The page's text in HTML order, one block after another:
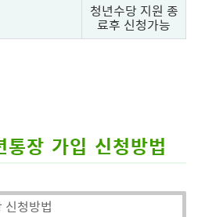
청년수당 지원 종
료후 신청가능
통장 가입 신청방법
청방법